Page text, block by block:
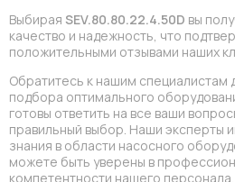
Выбирая SEV.80.80.22.4.50D вы
качество и надежность, что
положительными отзывами наших
Обратитесь к нашим специалистам
подбора оптимального
готовы ответить на все ваши
правильный выбор. Наши эксперты
знания в области насосного
можете быть уверены в
компетентности нашего